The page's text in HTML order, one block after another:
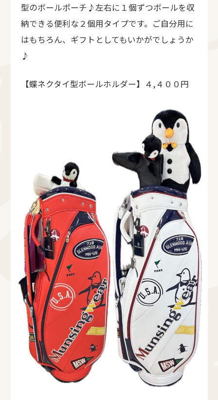
型のボールポーチ♪左右に１個ずつボールを収
納できる便利な２個用タイプです。ご自分用に
はもちろん、ギフトとしてもいかがでしょうか
♪
【蝶ネクタイ型ボールホルダー】４,４００円